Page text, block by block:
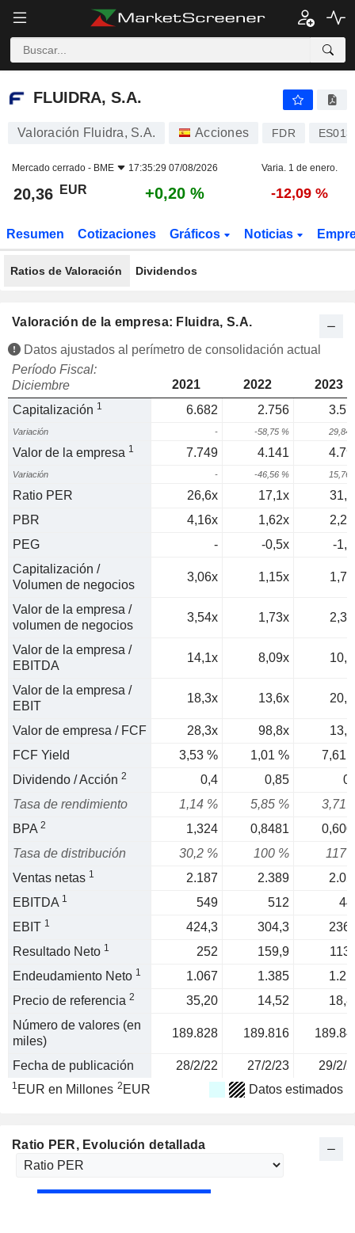
FLUIDRA, S.A.
FLUIDRA, S.A.
Valoración Fluidra, S.A. Acciones FDR
Mercado cerrado - BME 17:35:29 07/08/2026 Varia. 1 de enero.
20,36 EUR +0,20 % -12,09 %
Resumen Cotizaciones Gráficos Noticias
Ratios de Valoración Dividendos
Valoración de la empresa: Fluidra, S.A.
Datos ajustados al perímetro de consolidación actual
Período Fiscal:
Diciembre
2021 2022
2023
Capitalización 1 6.682 2.756
Variación - -58,75 % 29,84
Valor de la empresa 1 7.749 4.141
Variación - -46,56 % 15,76
Ratio PER 26,6x 17,1x
PBR
4,16x 1,62x
PEG
- -0,5x
-
Capitalización /
Volumen de negocios
3,06x 1,15x
Valor de la empresa /
volumen de negocios
3,54x 1,73x
Valor de la empresa /
EBITDA
14,1x 8,09x
Valor de la empresa /
EBIT
18,3x 13,6x
Valor de empresa / FCF 28,3x 98,8x
FCF Yield
3,53 % 1,01 %
7,61
Dividendo / Acción 2 0,4 0,85
Tasa de rendimiento
1,14 % 5,85 %
3,71
BPA 2 1,324 0,8481
Tasa de distribución
30,2 % 100 %
117
Ventas netas 1 2.187 2.389
EBITDA 1 549 512
EBIT 1 424,3 304,3
Resultado Neto 1 252 159,9
Endeudamiento Neto 1 1.067 1.385
Precio de referencia 2 35,20 14,52
Número de valores (en
miles)
189.828 189.816
Fecha de publicación 28/2/22 27/2/23 29/2/
1 EUR en Millones 2 EUR Datos estimados
Ratio PER, Evolución detallada